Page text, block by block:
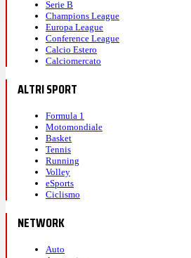
17:47
Alcaraz dopo il ko:
impressionante"
Serie B
Champions League
Europa League
Conference League
Calcio Estero
Calciomercato
ALTRI SPORT
Formula 1
Motomondiale
Basket
Tennis
Running
Volley
eSports
Ciclismo
NETWORK
Auto